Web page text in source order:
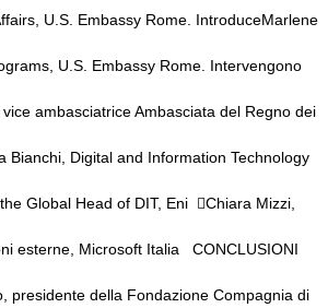
U.S. Embassy Rome. IntroduceMarlene
U.S. Embassy Rome. Intervengono
, vice ambasciatrice Ambasciata del Regno dei
Bianchi, Digital and Information Technology
Global Head of DIT, Eni Chiara Mizzi,
esterne, Microsoft Italia CONCLUSIONI
, presidente della Fondazione Compagnia di